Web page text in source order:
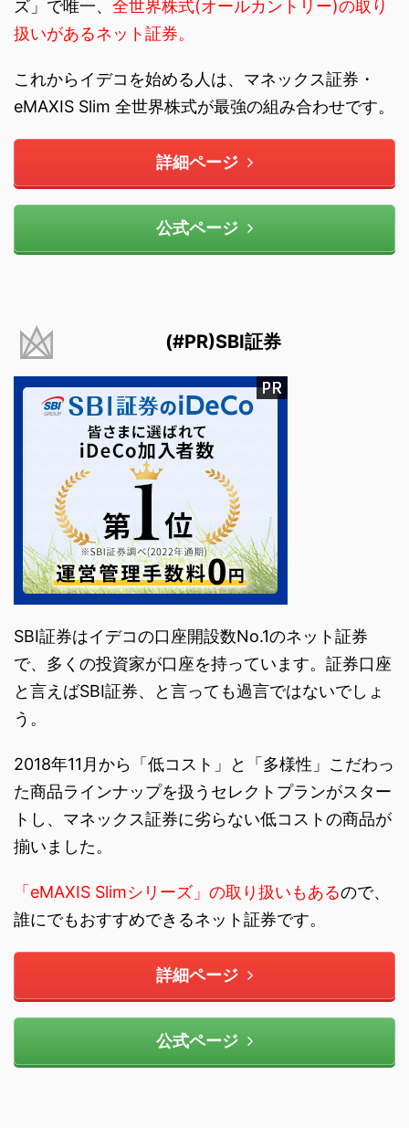
ズ」で唯一、 全世界株式(オールカントリー)の取り
扱いがあるネット証券。
これからイデコを始める人は、マネックス証券・
eMAXIS Slim 全世界株式が最強の組み合わせです。
詳細ページ
公式ページ
(#PR)SBI証券
SBI証券はイデコの口座開設数No.1のネット証券
で、多くの投資家が口座を持っています。証券口座
と言えばSBI証券、と言っても過言ではないでしょ
う。
2018年11月から「低コスト」と「多様性」こだわっ
た商品ラインナップを扱うセレクトプランがスター
トし、マネックス証券に劣らない低コストの商品が
揃いました。
「eMAXIS Slimシリーズ」の取り扱いもあるので、
誰にでもおすすめできるネット証券です。
詳細ページ
公式ページ